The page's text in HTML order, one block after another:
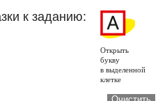
к заданию:
Открыть
букву
в выделенной
клетке